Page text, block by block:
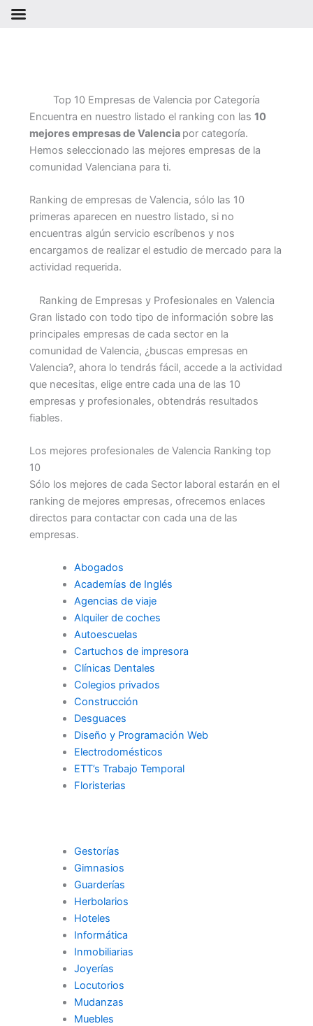
Top 10 Empresas de Valencia por Categoría
Encuentra en nuestro listado el ranking con las 10
mejores empresas de Valencia por categoría.
Hemos seleccionado las mejores empresas de la
comunidad Valenciana para ti.
Ranking de empresas de Valencia, sólo las 10
primeras aparecen en nuestro listado, si no
encuentras algún servicio escríbenos y nos
encargamos de realizar el estudio de mercado para la
actividad requerida.
Ranking de Empresas y Profesionales en Valencia
Gran listado con todo tipo de información sobre las
principales empresas de cada sector en la
comunidad de Valencia, ¿buscas empresas en
Valencia?, ahora lo tendrás fácil, accede a la actividad
que necesitas, elige entre cada una de las 10
empresas y profesionales, obtendrás resultados
fiables.
Los mejores profesionales de Valencia Ranking top
10
Sólo los mejores de cada Sector laboral estarán en el
ranking de mejores empresas, ofrecemos enlaces
directos para contactar con cada una de las
empresas.
Abogados
Academías de Inglés
Agencias de viaje
Alquiler de coches
Autoescuelas
Cartuchos de impresora
Clínicas Dentales
Colegios privados
Construcción
Desguaces
Diseño y Programación Web
Electrodomésticos
ETT’s Trabajo Temporal
Floristerias
Gestorías
Gimnasios
Guarderías
Herbolarios
Hoteles
Informática
Inmobiliarias
Joyerías
Locutorios
Mudanzas
Muebles